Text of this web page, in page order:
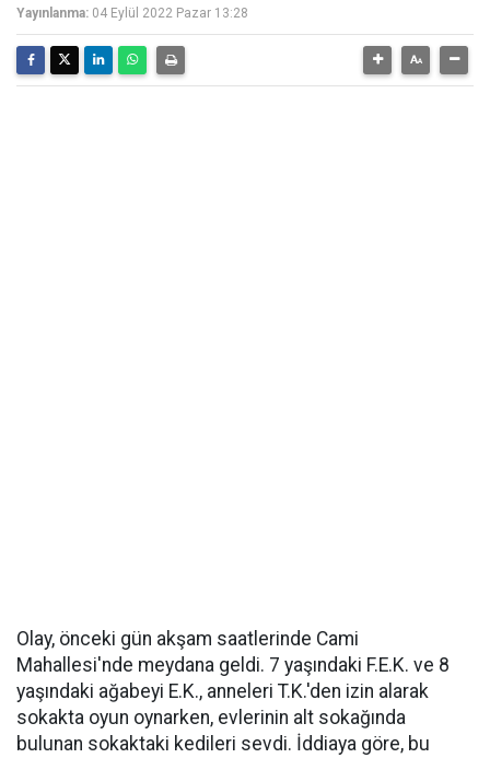
Yayınlanma: 04 Eylül 2022 Pazar 13:28
Olay, önceki gün akşam saatlerinde Cami
Mahallesi'nde meydana geldi. 7 yaşındaki F.E.K. ve 8
yaşındaki ağabeyi E.K., anneleri T.K.'den izin alarak
sokakta oyun oynarken, evlerinin alt sokağında
bulunan sokaktaki kedileri sevdi. İddiaya göre, bu